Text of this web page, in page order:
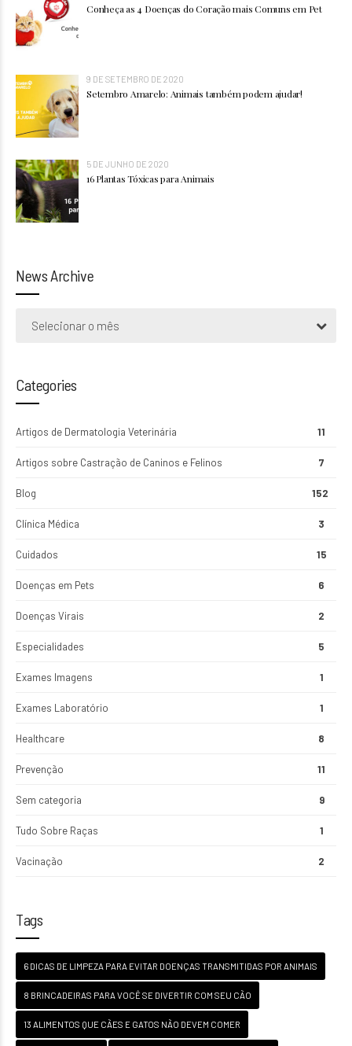
Conheça as 4 Doenças do Coração mais Comuns em Pet
9 DE SETEMBRO DE 2020
Setembro Amarelo: Animais também podem ajudar!
5 DE JUNHO DE 2020
16 Plantas Tóxicas para Animais
News Archive
Selecionar o mês
Categories
Artigos de Dermatologia Veterinária 11
Artigos sobre Castração de Caninos e Felinos 7
Blog 152
Clínica Médica 3
Cuidados 15
Doenças em Pets 6
Doenças Virais 2
Especialidades 5
Exames Imagens 1
Exames Laboratório 1
Healthcare 8
Prevenção 11
Sem categoria 9
Tudo Sobre Raças 1
Vacinação 2
Tags
6 DICAS DE LIMPEZA PARA EVITAR DOENÇAS TRANSMITIDAS POR ANIMAIS
8 BRINCADEIRAS PARA VOCÊ SE DIVERTIR COM SEU CÃO
13 ALIMENTOS QUE CÃES E GATOS NÃO DEVEM COMER